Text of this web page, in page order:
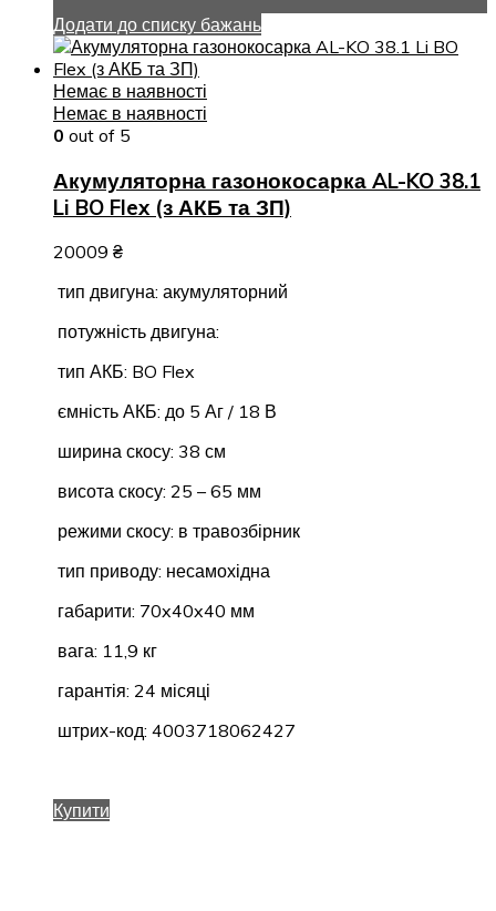
Додати до списку бажань
Немає в наявності
Немає в наявності
0 out of 5
Акумуляторна газонокосарка AL-KO 38.1
Li BO Flex (з АКБ та ЗП)
20009 ₴
тип двигуна: акумуляторний
потужність двигуна:
тип АКБ: BO Flex
ємність АКБ: до 5 Аг / 18 В
ширина скосу: 38 см
висота скосу: 25 – 65 мм
режими скосу: в травозбірник
тип приводу: несамохідна
габарити: 70x40x40 мм
вага: 11,9 кг
гарантія: 24 місяці
штрих-код: 4003718062427
Купити